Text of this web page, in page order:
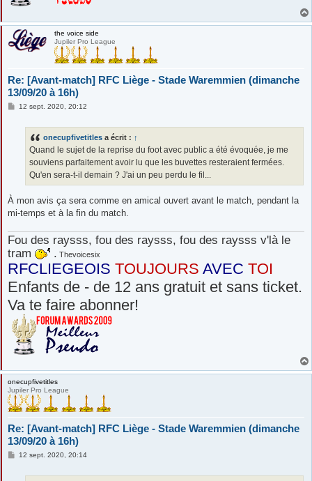
the voice side
Jupiler Pro League
Re: [Avant-match] RFC Liège - Stade Waremmien (dimanche
13/09/20 à 16h)
M12 sept. 2020, 20:12
onecupfivetitles a écrit : ↑
Quand le sujet de la reprise du foot avec public a été évoquée, je me
souviens parfaitement avoir lu que les buvettes resteraient fermées.
Qu'en sera-t-il demain ? J'ai un peu perdu le fil...
À mon avis ça sera comme en amical ouvert avant le match, pendant la
mi-temps et à la fin du match.
Fou des raysss, fou des raysss, fou des raysss v'là le
tram
. Thevoicesix
RFCLIEGEOIS TOUJOURS AVEC TOI
Enfants de - de 12 ans gratuit et sans ticket.
Va te faire abonner!
onecupfivetitles
Jupiler Pro League
Re: [Avant-match] RFC Liège - Stade Waremmien (dimanche
13/09/20 à 16h)
M12 sept. 2020, 20:14